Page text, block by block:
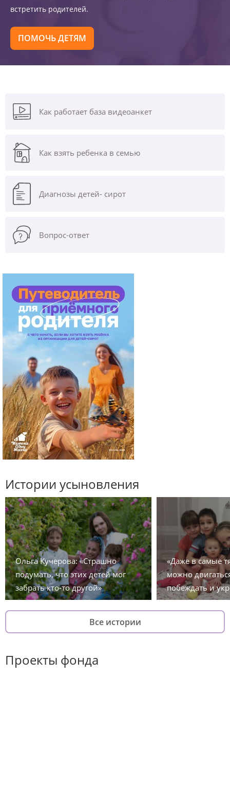
встретить родителей.
ПОМОЧЬ ДЕТЯМ
Как работает база видеоанкет
Как взять ребенка в семью
Диагнозы детей- сирот
Вопрос-ответ
Истории усыновления
Ольга Кучерова: «Страшно
подумать, что этих детей мог
забрать кто-то другой»
«Даже в самые
можно
побеждать и
Все истории
Проекты фонда